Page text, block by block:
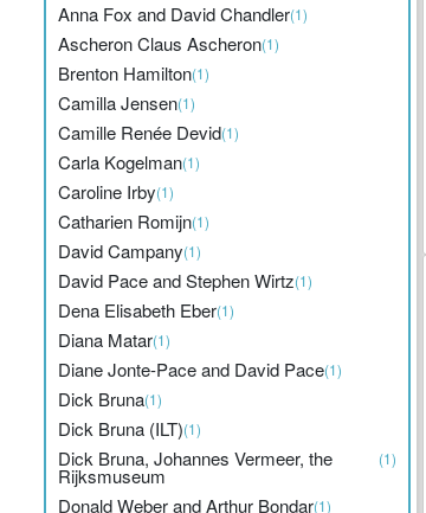
Anna Fox and David Chandler(1)
Ascheron Claus Ascheron(1)
Brenton Hamilton(1)
Camilla Jensen(1)
Camille Renée Devid(1)
Carla Kogelman(1)
Caroline Irby(1)
Catharien Romijn(1)
David Campany(1)
David Pace and Stephen Wirtz(1)
Dena Elisabeth Eber(1)
Diana Matar(1)
Diane Jonte-Pace and David Pace(1)
Dick Bruna(1)
Dick Bruna (ILT)(1)
Dick Bruna, Johannes Vermeer, the
Rijksmuseum
(1)
Donald Weber and Arthur Bondar(1)